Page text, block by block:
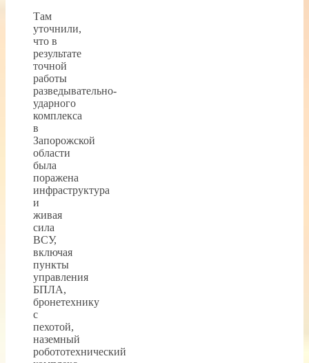
Там
уточнили,
что в
результате
точной
работы
разведывательно-
ударного
комплекса
в
Запорожской
области
была
поражена
инфраструктура
и
живая
сила
ВСУ,
включая
пункты
управления
БПЛА,
бронетехнику
с
пехотой,
наземный
робототехнический